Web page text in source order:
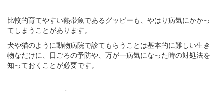
比較的育てやすい熱帯魚であるグッピーも、やはり病気にかかっ
てしまうことがあります。
犬や猫のように動物病院で診てもらうことは基本的に難しい生き
物なだけに、日ごろの予防や、万が一病気になった時の対処法を
知っておくことが必要です。